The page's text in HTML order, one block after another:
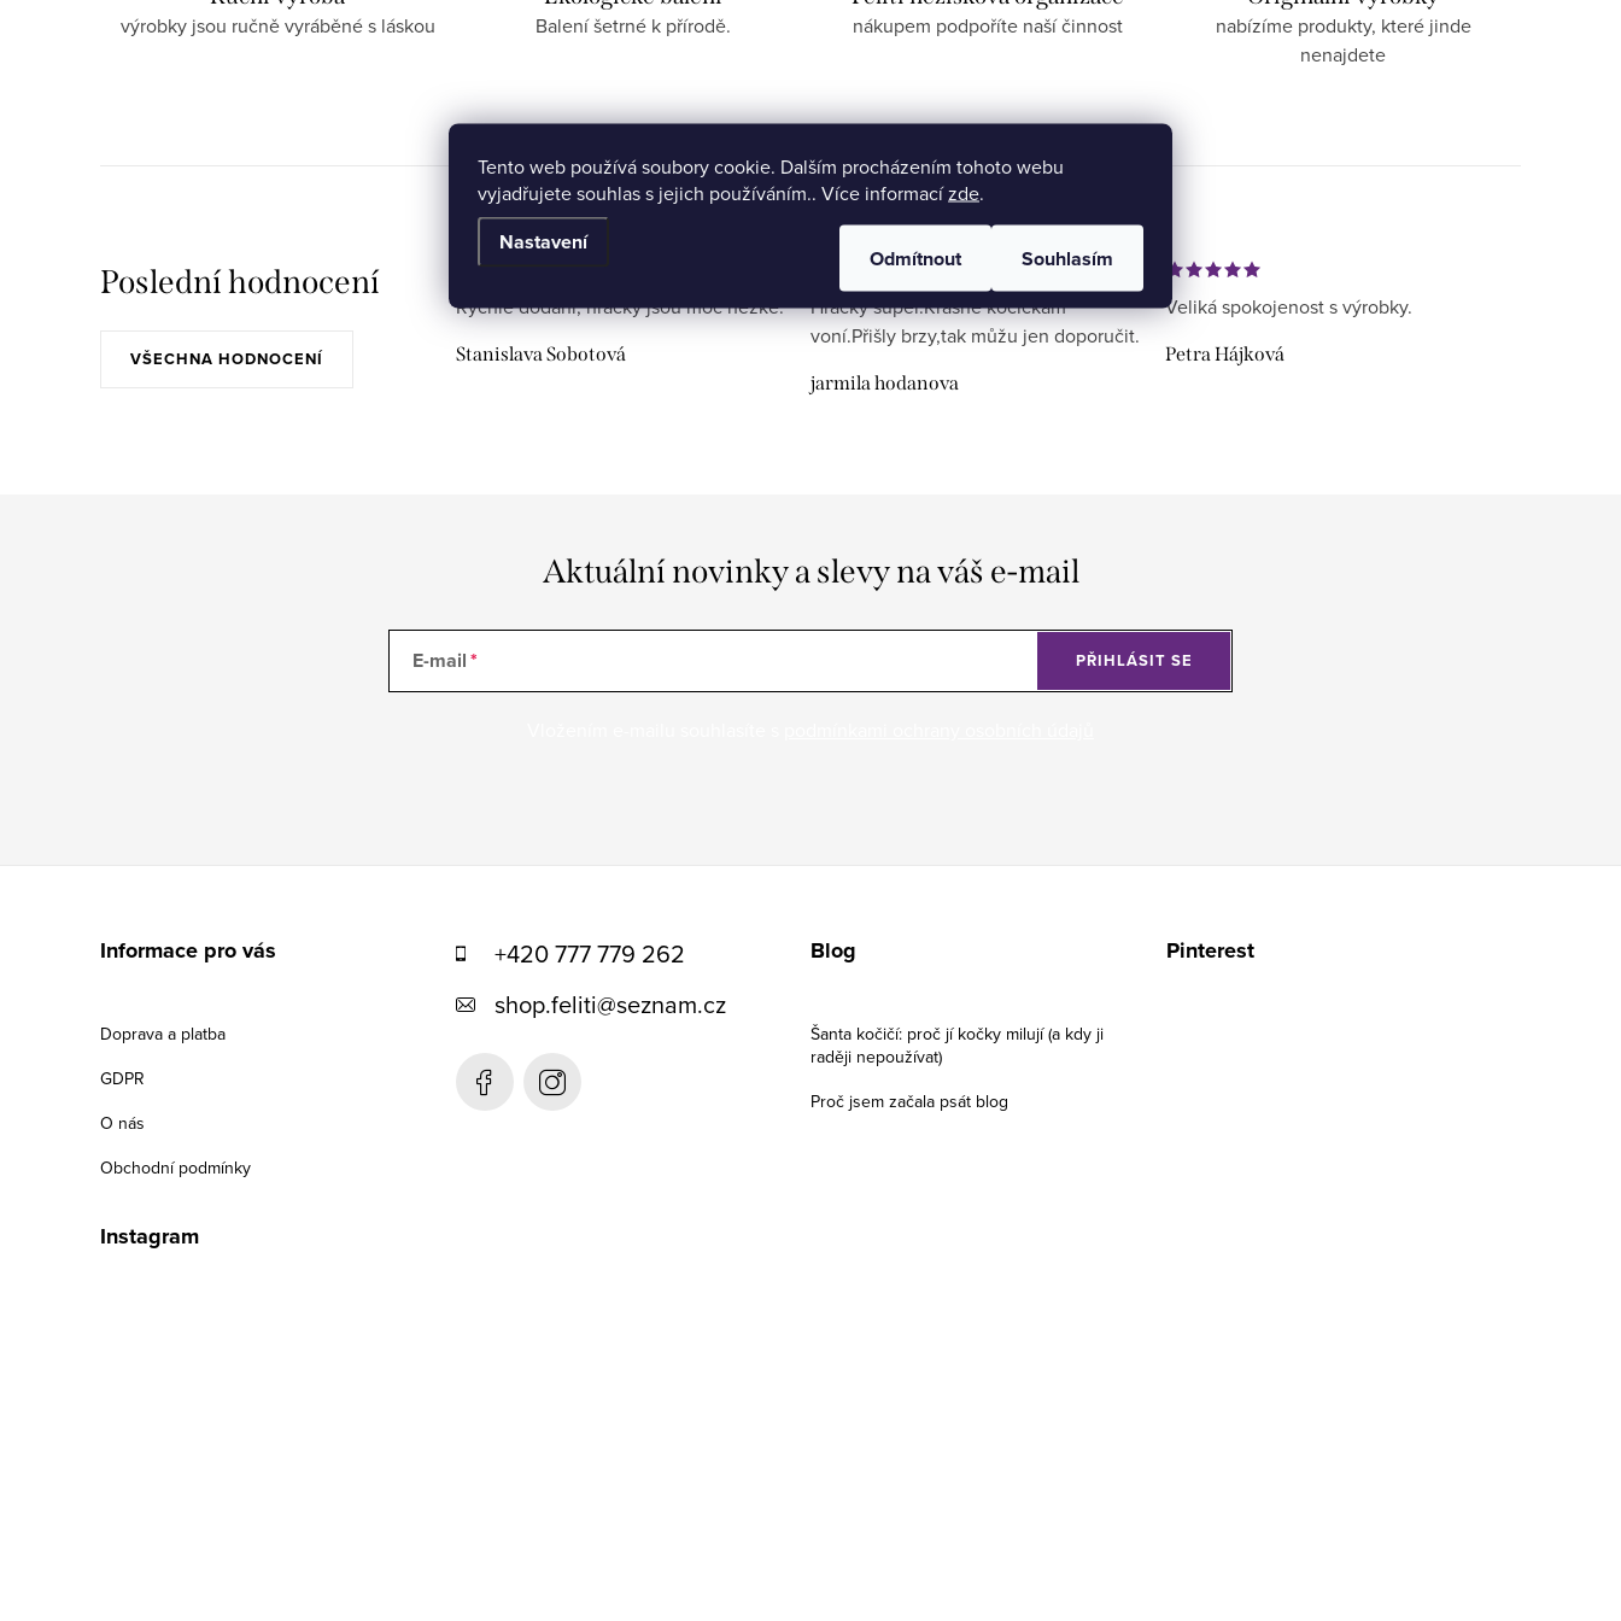
Tento web používá soubory cookie. Dalším procházením tohoto webu
vyjadřujete souhlas s jejich používáním.. Více informacízde.
Nastavení
Odmítnout Souhlasím
výrobky jsou ručně vyráběné s láskou Balení šetrné k přírodě. nákupem podpoříte naší činnost
nabízíme produkty, které jinde
nenajdete
Poslední hodnocení
VŠECHNA HODNOCENÍ
Rychlé dodání, hračky jsou moc hezké.
Stanislava Sobotová
Hračky super.Krásně kočičkám
voní.Přišly brzy,tak můžu jen doporučit.
jarmila hodanova
Veliká spokojenost s výrobky.
Petra Hájková
Aktuální novinky a slevy na váš e-mail
E-mail PŘIHLÁSIT SE
Informace pro vás
Doprava a platba
GDPR
O nás
Obchodní podmínky
+420 777 779 262
shop.feliti@seznam.cz
Blog
Šanta kočičí: proč jí kočky milují (a kdy ji
raději nepoužívat)
Proč jsem začala psát blog
Pinterest
Instagram